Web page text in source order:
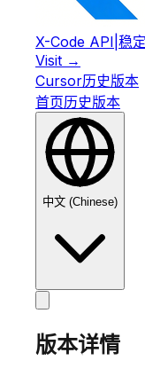
X-Code API 稳
Visit →
Cursor历史版本
首页历史版本
中文 (Chinese)
版本详情